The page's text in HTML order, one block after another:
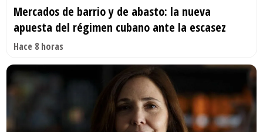
Mercados de barrio y de abasto: la nueva
apuesta del régimen cubano ante la escasez
Hace 8 horas